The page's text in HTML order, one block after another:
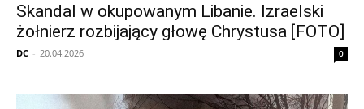
Skandal w okupowanym Libanie. Izraelski
żołnierz rozbijający głowę Chrystusa [FOTO]
DC - 20.04.2026 0